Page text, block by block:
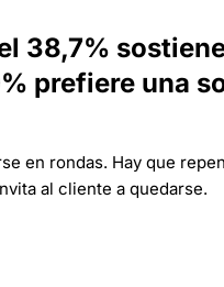
38,7%
prefiere una
en rondas. Hay que
al cliente a quedarse.